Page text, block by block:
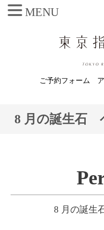
ご予約フォーム
8 月の誕生石
8 月の誕生
MENU